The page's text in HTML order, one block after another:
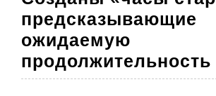
предсказывающие
ожидаемую
продолжительность